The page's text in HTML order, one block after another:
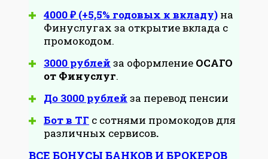
4000 ₽ (+5,5% годовых к вкладу) на
Финуслугах за открытие вклада с
промокодом.
3000 рублей за оформление ОСАГО
от Финуслуг.
До 3000 рублей за перевод пенсии
Бот в ТГ с сотнями промокодов для
различных сервисов.
ВСЕ БОНУСЫ БАНКОВ И БРОКЕРОВ